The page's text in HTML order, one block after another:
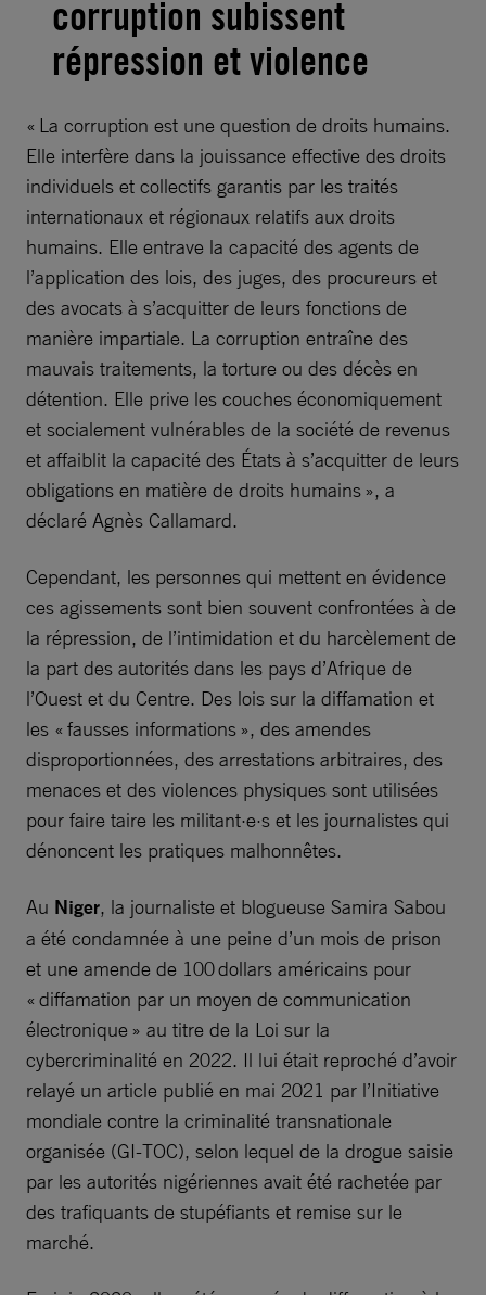
corruption subissent
répression et violence
« La corruption est une question de droits humains.
Elle interfère dans la jouissance effective des droits
individuels et collectifs garantis par les traités
internationaux et régionaux relatifs aux droits
humains. Elle entrave la capacité des agents de
l’application des lois, des juges, des procureurs et
des avocats à s’acquitter de leurs fonctions de
manière impartiale. La corruption entraîne des
mauvais traitements, la torture ou des décès en
détention. Elle prive les couches économiquement
et socialement vulnérables de la société de revenus
et affaiblit la capacité des États à s’acquitter de leurs
obligations en matière de droits humains », a
déclaré Agnès Callamard.
Cependant, les personnes qui mettent en évidence
ces agissements sont bien souvent confrontées à de
la répression, de l’intimidation et du harcèlement de
la part des autorités dans les pays d’Afrique de
l’Ouest et du Centre. Des lois sur la diffamation et
les « fausses informations », des amendes
disproportionnées, des arrestations arbitraires, des
menaces et des violences physiques sont utilisées
pour faire taire les militant·e·s et les journalistes qui
dénoncent les pratiques malhonnêtes.
Au Niger, la journaliste et blogueuse Samira Sabou
a été condamnée à une peine d’un mois de prison
et une amende de 100 dollars américains pour
« diffamation par un moyen de communication
électronique » au titre de la Loi sur la
cybercriminalité en 2022. Il lui était reproché d’avoir
relayé un article publié en mai 2021 par l’Initiative
mondiale contre la criminalité transnationale
organisée (GI-TOC), selon lequel de la drogue saisie
par les autorités nigériennes avait été rachetée par
des trafiquants de stupéfiants et remise sur le
marché.